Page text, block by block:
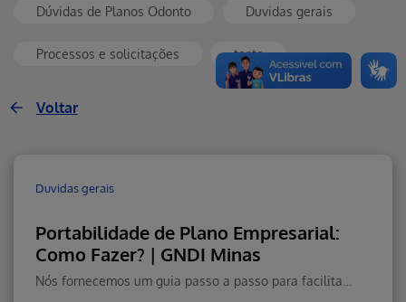
Dúvidas de Planos Odonto Duvidas gerais
Processos e solicitações teste
Voltar
Duvidas gerais
Portabilidade de Plano Empresarial:
Como Fazer? | GNDI Minas